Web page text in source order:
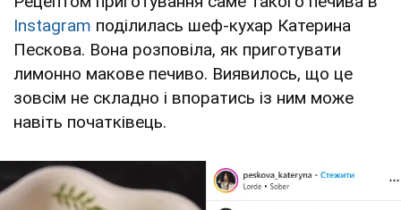
Instagram поділилась шеф-кухар Катерина
Пескова. Вона розповіла, як приготувати
лимонно макове печиво. Виявилось, що це
зовсім не складно і впоратись із ним може
навіть початківець.